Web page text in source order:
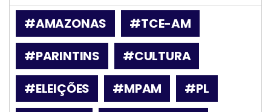
#AMAZONAS
#TCE-AM
#PARINTINS
#CULTURA
#ELEIÇÕES
#MPAM
#PL